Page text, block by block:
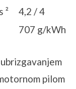
²
4,2 / 4
707 g/kWh
pilom